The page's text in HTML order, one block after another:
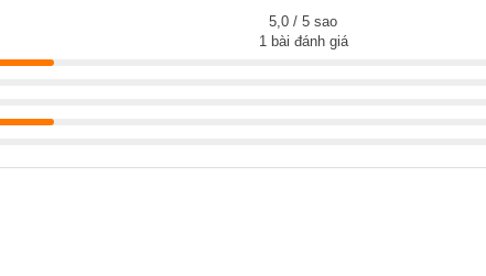
5,0 / 5 sao
1 bài đánh giá